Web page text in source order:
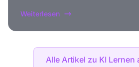
Weiterlesen
Alle Artikel zu KI Lernen